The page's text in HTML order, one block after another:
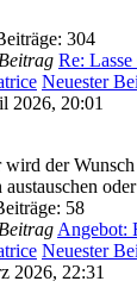
: 304
Re:
Neuester
2026, 20:01
wird der
: 58
Angebot:
Neuester
2026, 22:31